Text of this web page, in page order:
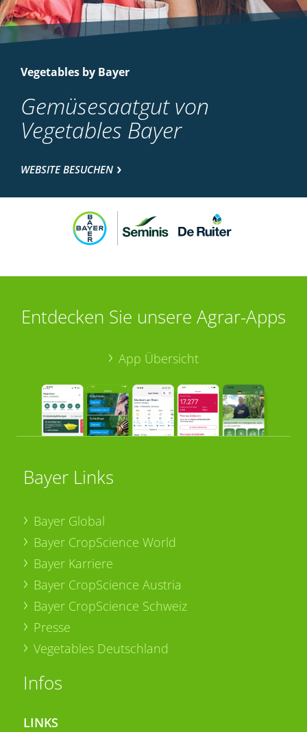
Vegetables by Bayer
Gemüsesaatgut von
Vegetables Bayer
WEBSITE BESUCHEN
Entdecken Sie unsere Agrar-Apps
App Übersicht
Bayer Links
Bayer Global
Bayer CropScience World
Bayer Karriere
Bayer CropScience Austria
Bayer CropScience Schweiz
Presse
Vegetables Deutschland
Infos
LINKS